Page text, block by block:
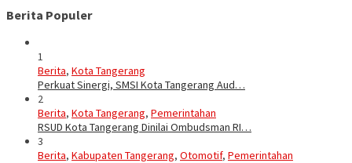
Berita Populer
1
Berita, Kota Tangerang
Perkuat Sinergi, SMSI Kota Tangerang Aud…
2
Berita, Kota Tangerang, Pemerintahan
RSUD Kota Tangerang Dinilai Ombudsman RI…
3
Berita, Kabupaten Tangerang, Otomotif, Pemerintahan